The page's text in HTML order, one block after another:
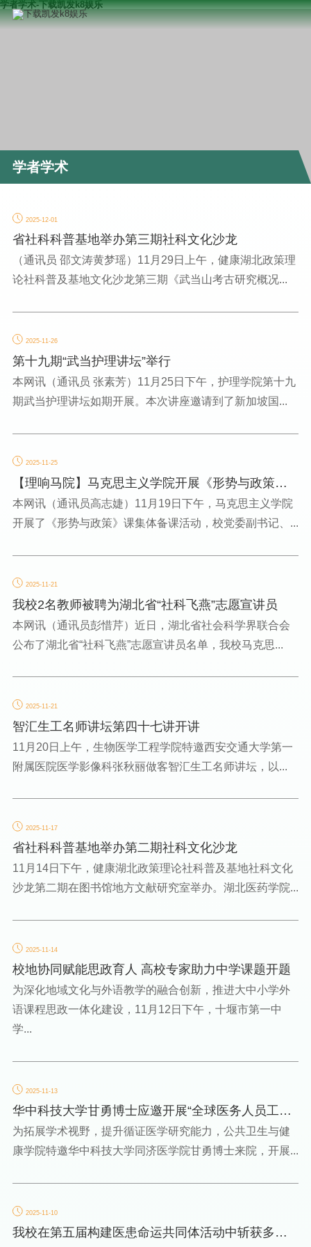
学者学术-下载凯发k8娱乐
学者学术
2025-12-01
省社科科普基地举办第三期社科文化沙龙
（通讯员 邵文涛黄梦瑶）11月29日上午，健康湖北政策理
论社科普及基地文化沙龙第三期《武当山考古研究概况...
2025-11-26
第十九期“武当护理讲坛”举行
本网讯（通讯员 张素芳）11月25日下午，护理学院第十九
期武当护理讲坛如期开展。本次讲座邀请到了新加坡国...
2025-11-25
【理响马院】马克思主义学院开展《形势与政策》
课集体备课
本网讯（通讯员高志婕）11月19日下午，马克思主义学院
开展了《形势与政策》课集体备课活动，校党委副书记、...
2025-11-21
我校2名教师被聘为湖北省“社科飞燕”志愿宣讲员
本网讯（通讯员彭惜芹）近日，湖北省社会科学界联合会
公布了湖北省“社科飞燕”志愿宣讲员名单，我校马克思...
2025-11-21
智汇生工名师讲坛第四十七讲开讲
11月20日上午，生物医学工程学院特邀西安交通大学第一
附属医院医学影像科张秋丽做客智汇生工名师讲坛，以...
2025-11-17
省社科科普基地举办第二期社科文化沙龙
11月14日下午，健康湖北政策理论社科普及基地社科文化
沙龙第二期在图书馆地方文献研究室举办。湖北医药学院...
2025-11-14
校地协同赋能思政育人 高校专家助力中学课题开题
为深化地域文化与外语教学的融合创新，推进大中小学外
语课程思政一体化建设，11月12日下午，十堰市第一中
学...
2025-11-13
华中科技大学甘勇博士应邀开展“全球医务人员工作
场所暴力研究”...
为拓展学术视野，提升循证医学研究能力，公共卫生与健
康学院特邀华中科技大学同济医学院甘勇博士来院，开展...
2025-11-10
我校在第五届构建医患命运共同体活动中斩获多项